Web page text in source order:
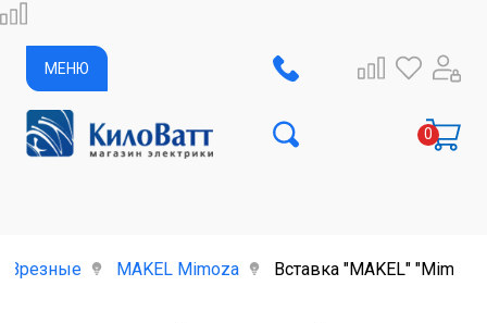
МЕНЮ
Врезные MAKEL Mimoza Вставка "MAKEL"